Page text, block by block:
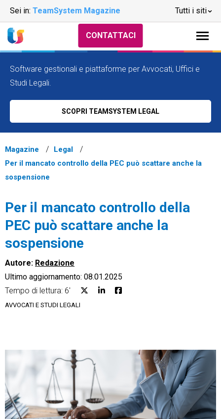
Sei in: TeamSystem Magazine Tutti i siti
Ecommerce
Financial Solutions
Trust Services
CONTATTACI
Software gestionali e piattaforme per Avvocati, Uffici e
Studi Legali.
SCOPRI TEAMSYSTEM LEGAL
Magazine
Legal
Per il mancato controllo della PEC può scattare anche la
sospensione
Per il mancato controllo della
PEC può scattare anche la
sospensione
Autore: Redazione
Ultimo aggiornamento: 08.01.2025
Tempo di lettura: 6'
AVVOCATI E STUDI LEGALI